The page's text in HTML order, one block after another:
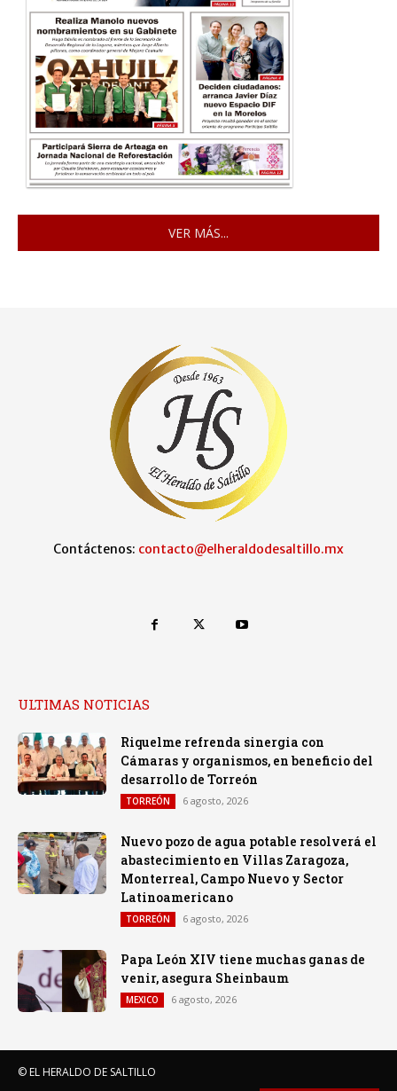
VER MÁS...
Contáctenos: contacto@elheraldodesaltillo.mx
ULTIMAS NOTICIAS
Riquelme refrenda sinergia con
Cámaras y organismos, en beneficio del
desarrollo de Torreón
TORREÓN 6 agosto, 2026
Nuevo pozo de agua potable resolverá el
abastecimiento en Villas Zaragoza,
Monterreal, Campo Nuevo y Sector
Latinoamericano
TORREÓN 6 agosto, 2026
Papa León XIV tiene muchas ganas de
venir, asegura Sheinbaum
MEXICO 6 agosto, 2026
© EL HERALDO DE SALTILLO